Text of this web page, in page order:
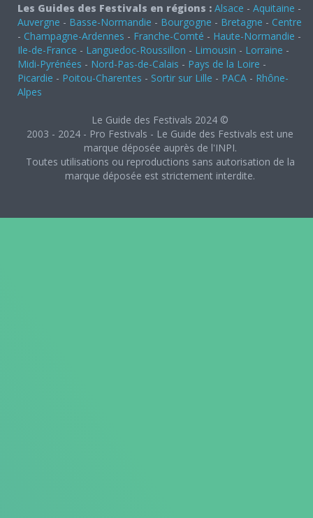
Les Guides des Festivals en régions : Alsace - Aquitaine -
Auvergne - Basse-Normandie - Bourgogne - Bretagne - Centre
- Champagne-Ardennes - Franche-Comté - Haute-Normandie -
Ile-de-France - Languedoc-Roussillon - Limousin - Lorraine -
Midi-Pyrénées - Nord-Pas-de-Calais - Pays de la Loire -
Picardie - Poitou-Charentes - Sortir sur Lille - PACA - Rhône-
Alpes
Le Guide des Festivals 2024 ©
2003 - 2024 - Pro Festivals - Le Guide des Festivals est une
marque déposée auprès de l'INPI.
Toutes utilisations ou reproductions sans autorisation de la
marque déposée est strictement interdite.